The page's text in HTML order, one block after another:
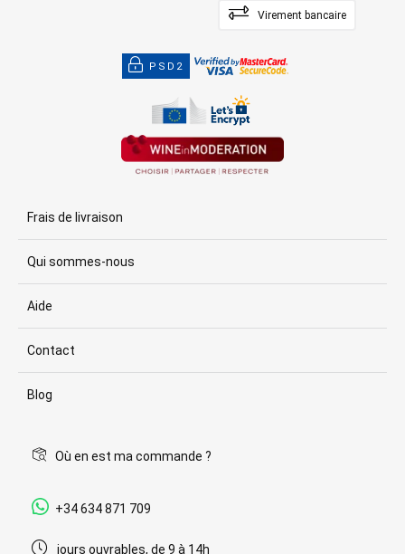
Virement bancaire
PSD2
Frais de livraison
Qui sommes-nous
Aide
Contact
Blog
Où en est ma commande ?
+34 634 871 709
jours ouvrables, de 9 à 14h